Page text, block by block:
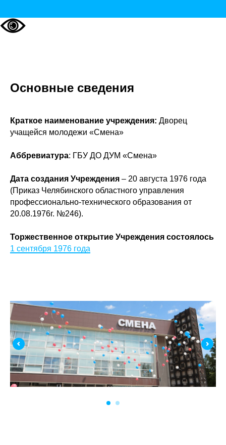
Основные сведения
Краткое наименование учреждения: Дворец
учащейся молодежи «Смена»
Аббревиатура: ГБУ ДО ДУМ «Смена»
Дата создания Учреждения – 20 августа 1976 года
(Приказ Челябинского областного управления
профессионально-технического образования от
20.08.1976г. №246).
Торжественное открытие Учреждения состоялось
1 сентября 1976 года